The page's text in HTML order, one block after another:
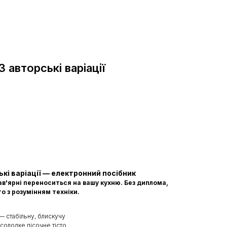
варіації
варіації — електронний посібник
переноситься на вашу кухню. Без диплома,
з розумінням техніки.
стабільну, блискучу
пісочне тісто